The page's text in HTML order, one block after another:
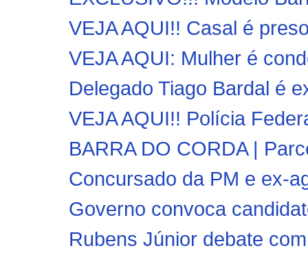
VEJA AQUI!! Casal é
VEJA AQUI: Mulher é
Delegado Tiago Bardal é
VEJA AQUI!! Polícia
BARRA DO CORDA |
Concursado da PM e ex-
Governo convoca
Rubens Júnior debate